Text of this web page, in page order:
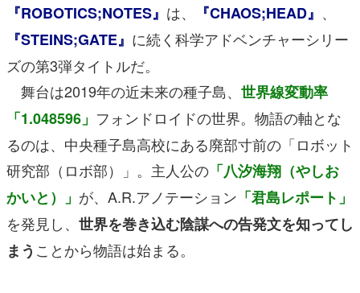
『ROBOTICS;NOTES』 は、 『CHAOS;HEAD』 、
『STEINS;GATE』 に続く科学アドベンチャーシリー
ズの第3弾タイトルだ。
舞台は2019年の近未来の種子島、 世界線変動率
「1.048596」 フォンドロイドの世界。物語の軸とな
るのは、中央種子島高校にある廃部寸前の「ロボット
研究部（ロボ部）」。主人公の 「八汐海翔（やしお
かいと）」 が、A.R.アノテーション 「君島レポート」
を発見し、 世界を巻き込む陰謀への告発文を知ってし
まう ことから物語は始まる。